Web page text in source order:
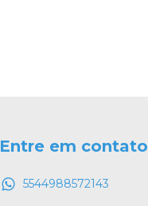
Entre em contato
5544988572143